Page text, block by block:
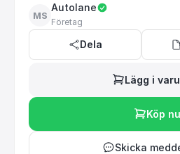
MS
Autolane
Företag
Dela
Lägg i
Köp nu
Skicka